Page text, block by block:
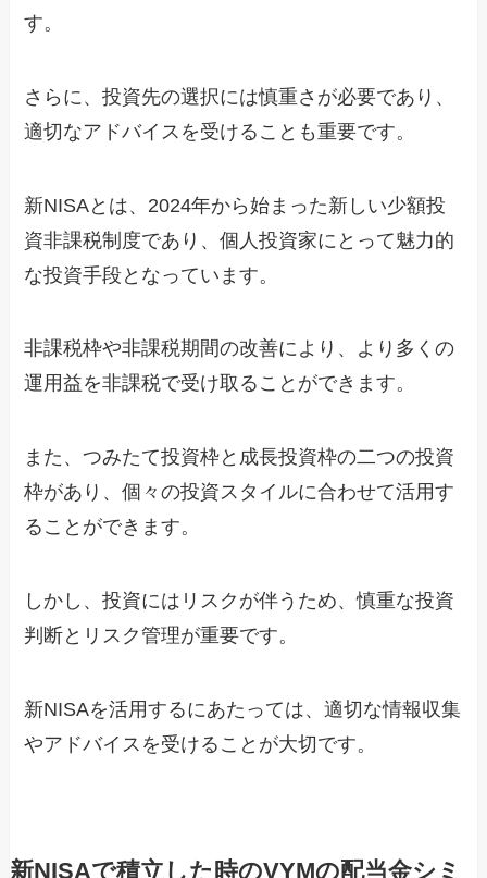
す。
さらに、投資先の選択には慎重さが必要であり、
適切なアドバイスを受けることも重要です。
新NISAとは、2024年から始まった新しい少額投
資非課税制度であり、個人投資家にとって魅力的
な投資手段となっています。
非課税枠や非課税期間の改善により、より多くの
運用益を非課税で受け取ることができます。
また、つみたて投資枠と成長投資枠の二つの投資
枠があり、個々の投資スタイルに合わせて活用す
ることができます。
しかし、投資にはリスクが伴うため、慎重な投資
判断とリスク管理が重要です。
新NISAを活用するにあたっては、適切な情報収集
やアドバイスを受けることが大切です。
新NISAで積立した時のVYMの配当金シミ